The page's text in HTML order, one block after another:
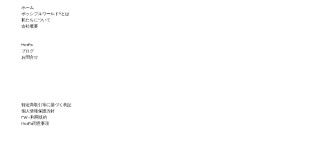
ホーム
ポッシブルワールド®とは
私たちについて
会社概要
HosPa
ブログ
お問合せ
特定商取引等に基づく表記
個人情報保護方針
PW - 利用規約
HosPa同意事項